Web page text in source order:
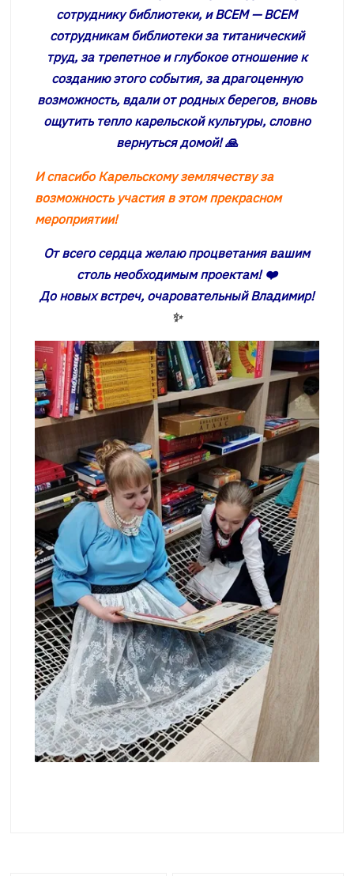
сотруднику библиотеки, и ВСЕМ — ВСЕМ
сотрудникам библиотеки за титанический
труд, за трепетное и глубокое отношение к
созданию этого события, за драгоценную
возможность, вдали от родных берегов, вновь
ощутить тепло карельской культуры, словно
вернуться домой! 🙏
И спасибо Карельскому землячеству за
возможность участия в этом прекрасном
мероприятии!
От всего сердца желаю процветания вашим
столь необходимым проектам! ❤️
До новых встреч, очаровательный Владимир!
✨